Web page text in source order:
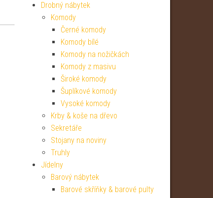
byla: 2 999 Kč.
cena je: 2 369 Kč.
Drobný nábytek
Komody
Černé komody
Komody bílé
Komody na nožičkách
Komody z masivu
Široké komody
Šuplíkové komody
Vysoké komody
Krby & koše na dřevo
Sekretáře
Stojany na noviny
Truhly
Jídelny
Barový nábytek
Barové skříňky & barové pulty